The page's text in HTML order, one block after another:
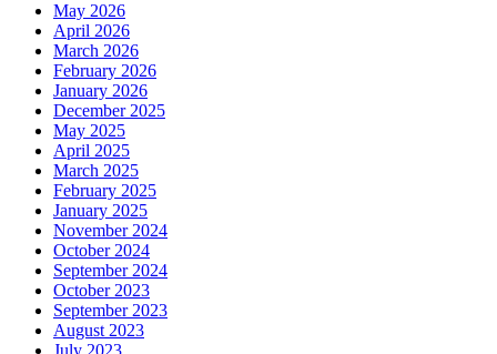
May 2026
April 2026
March 2026
February 2026
January 2026
December 2025
May 2025
April 2025
March 2025
February 2025
January 2025
November 2024
October 2024
September 2024
October 2023
September 2023
August 2023
July 2023